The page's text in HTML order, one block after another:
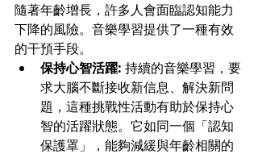
隨著年齡增長，許多人會面臨認知能力
下降的風險。音樂學習提供了一種有效
的干預手段。
保持心智活躍: 持續的音樂學習，要
求大腦不斷接收新信息、解決新問
題，這種挑戰性活動有助於保持心
智的活躍狀態。它如同一個「認知
保護罩」，能夠減緩與年齡相關的